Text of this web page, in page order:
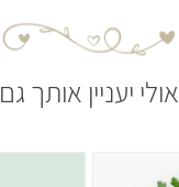
אולי יעניין אותך גם